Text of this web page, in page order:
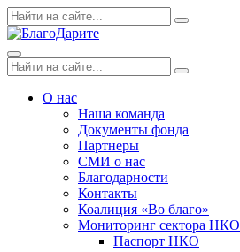
Skip
to
Поиск
по:
Search
Menu
Поиск
по:
Search
О нас
Наша команда
Документы фонда
Партнеры
СМИ о нас
Благодарности
Контакты
Коалиция «Во благо»
Мониторинг сектора НКО
Паспорт НКО